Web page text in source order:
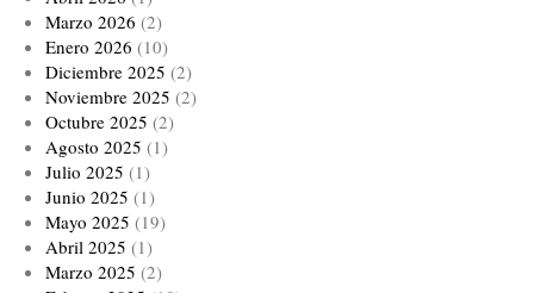
Marzo 2026 (2)
Enero 2026 (10)
Diciembre 2025 (2)
Noviembre 2025 (2)
Octubre 2025 (2)
Agosto 2025 (1)
Julio 2025 (1)
Junio 2025 (1)
Mayo 2025 (19)
Abril 2025 (1)
Marzo 2025 (2)